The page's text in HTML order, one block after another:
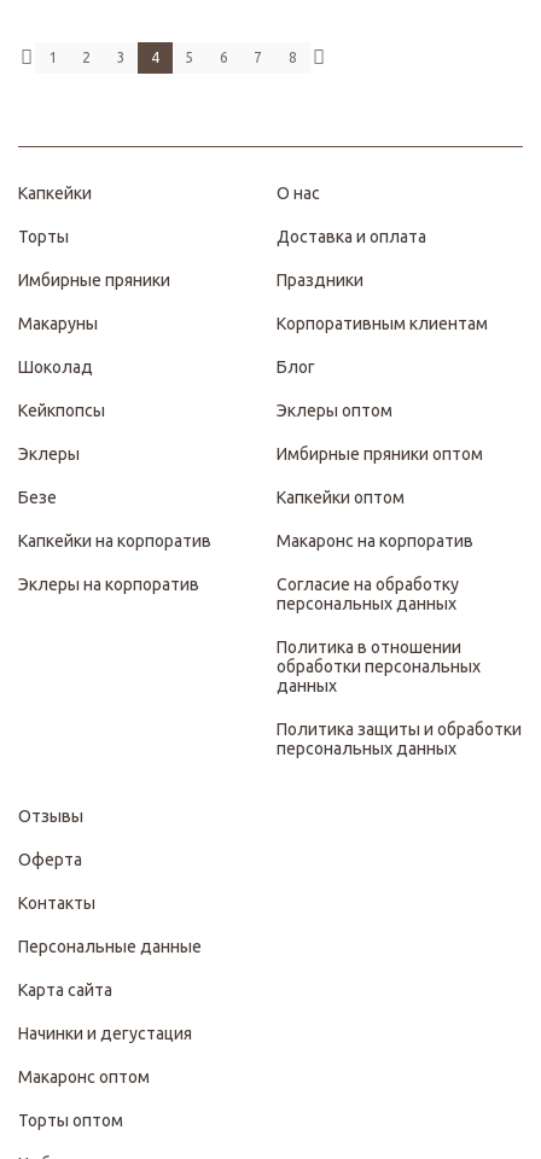
1 2 3 4 5 6 7 8
Капкейки
Торты
Имбирные пряники
Макаруны
Шоколад
Кейкпопсы
Эклеры
Безе
Капкейки на корпоратив
Эклеры на корпоратив
О нас
Доставка и оплата
Праздники
Корпоративным клиентам
Блог
Эклеры оптом
Имбирные пряники оптом
Капкейки оптом
Макаронс на корпоратив
Согласие на обработку
персональных данных
Политика в отношении
обработки персональных
данных
Политика защиты и обработки
персональных данных
Отзывы
Оферта
Контакты
Персональные данные
Карта сайта
Начинки и дегустация
Макаронс оптом
Торты оптом